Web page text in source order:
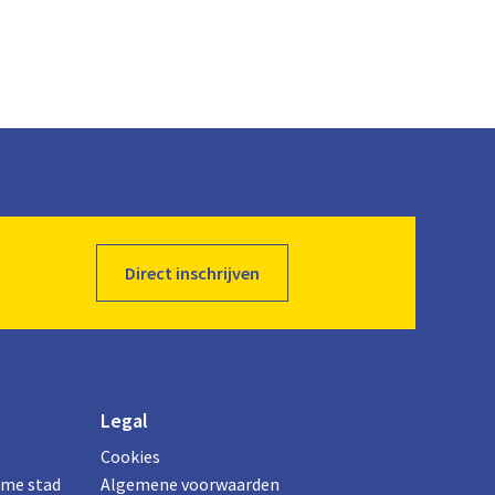
Direct inschrijven
stad
Legal
Cookies
Algemene voorwaarden